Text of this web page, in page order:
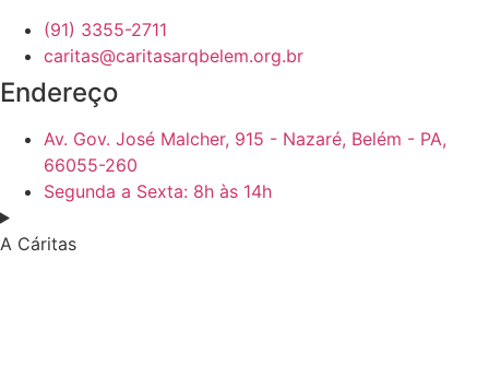
(91) 3355-2711
caritas@caritasarqbelem.org.br
Endereço
Av. Gov. José Malcher, 915 - Nazaré, Belém - PA,
66055-260
Segunda a Sexta: 8h às 14h
A Cáritas